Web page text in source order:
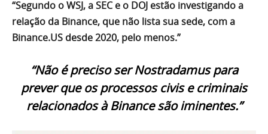
“Segundo o WSJ, a SEC e o DOJ estão investigando a
relação da Binance, que não lista sua sede, com a
Binance.US desde 2020, pelo menos.”
“Não é preciso ser Nostradamus para
prever que os processos civis e criminais
relacionados à Binance são iminentes.”